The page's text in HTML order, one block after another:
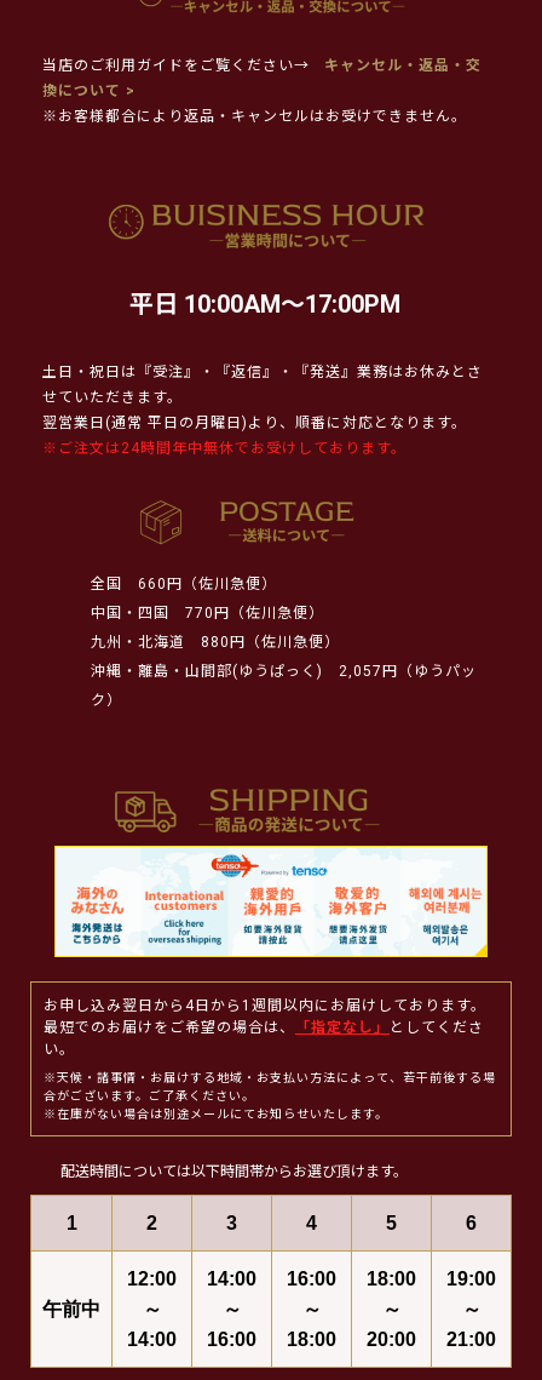
当店のご利用ガイドをご覧ください→
キャンセル・返品・交
換について >
※お客様都合により返品・キャンセルはお受けできません。
平日 10:00AM～17:00PM
土日・祝日は『受注』・『返信』・『発送』業務はお休みとさ
せていただきます。
翌営業日(通常 平日の月曜日)より、順番に対応となります。
※ご注文は24時間年中無休でお受けしております。
全国
660円（佐川急便）
中国・四国
770円（佐川急便）
九州・北海道
880円（佐川急便）
沖縄・離島・山間部(ゆうぱっく)
2,057円（ゆうパッ
ク）
お申し込み翌日から4日から1週間以内にお届けしております。
最短でのお届けをご希望の場合は、
「指定なし」
としてくださ
い。
※天候・諸事情・お届けする地域・お支払い方法によって、若干前後する場
合がございます。ご了承ください。
※在庫がない場合は別途メールにてお知らせいたします。
配送時間については以下時間帯からお選び頂けます。
1 2 3 4 5 6
午前中
12:00
～
14:00
14:00
～
16:00
16:00
～
18:00
18:00
～
20:00
19:00
～
21:00